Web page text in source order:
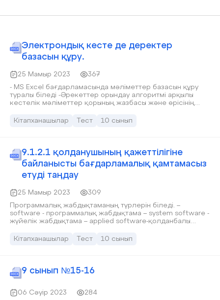
Электрондық кесте де деректер
базасын құру.
25 Мамыр 2023
367
- MS Excel бағдарламасында мәліметтер базасын құру
туралы біледі -Әрекеттер орындау алгоритмі арқылы
кестелік мәліметтер қорының жазбасы және өрісінің
қорының ережелерін қолдана отырып, бағдарламада
Кітапханашылар Тест 10 сынып
9.1.2.1 қолданушының қажеттілігіне
байланысты бағдарламалық қамтамасыз
етуді таңдау
25 Мамыр 2023
309
Программалық жабдықтаманың түрлерін біледі. –
software - программалық жабдықтама – system software -
жүйелік жабдықтама – applied software-қолданбалы
программалау жүйелері – base software - базалық
программалаушы
Кітапханашылар Тест 10 сынып
9 сынып №15-16
06 Сәуір 2023
284